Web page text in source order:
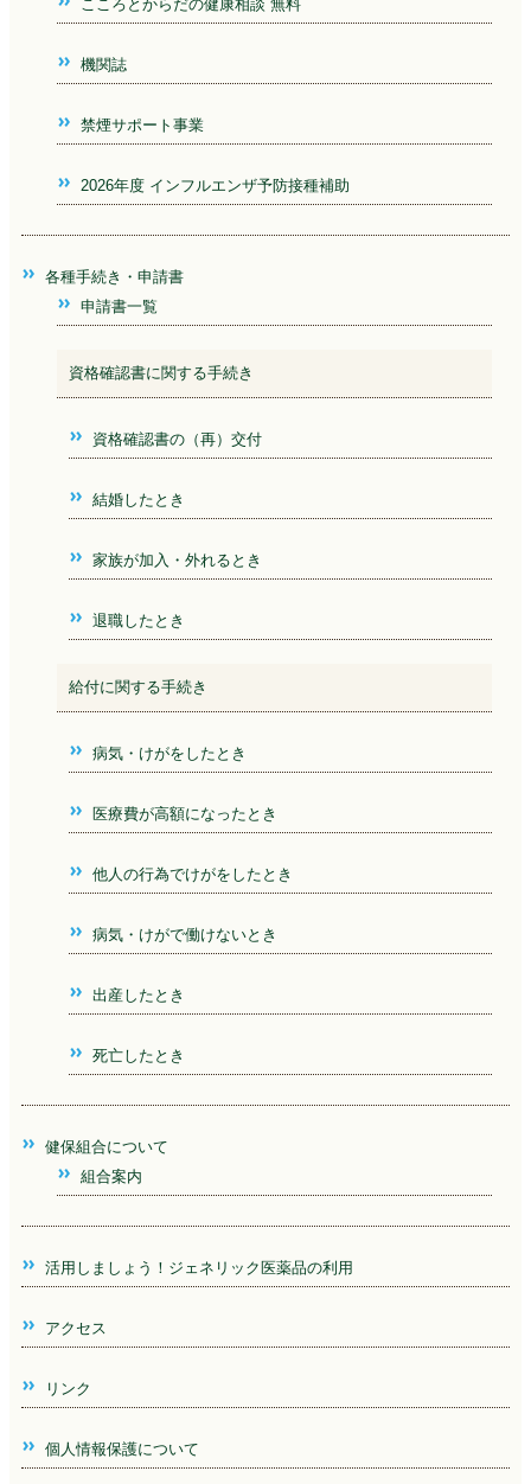
こころとからだの健康相談 無料
機関誌
禁煙サポート事業
2026年度 インフルエンザ予防接種補助
各種手続き・申請書
申請書一覧
資格確認書に関する手続き
資格確認書の（再）交付
結婚したとき
家族が加入・外れるとき
退職したとき
給付に関する手続き
病気・けがをしたとき
医療費が高額になったとき
他人の行為でけがをしたとき
病気・けがで働けないとき
出産したとき
死亡したとき
健保組合について
組合案内
活用しましょう！ジェネリック医薬品の利用
アクセス
リンク
個人情報保護について